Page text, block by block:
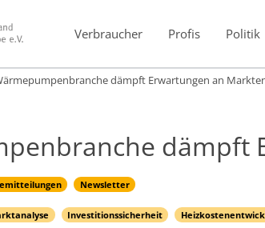
Verbraucher
Profis Politik
dämpft Erwartungen an
dämpft
Newsletter
Investitionssicherheit